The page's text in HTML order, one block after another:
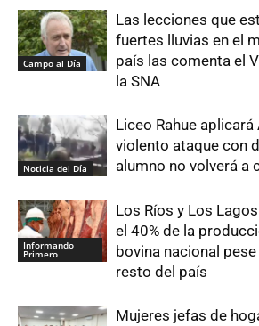
Campo al Día
Las lecciones que
fuertes lluvias en el
país las comenta el
la SNA
Noticia del Día
Liceo Rahue
violento ataque con
alumno no volverá a
Informando
Primero
Los Ríos y Los
el 40% de la
bovina nacional pese
resto del país
Mujeres jefas de